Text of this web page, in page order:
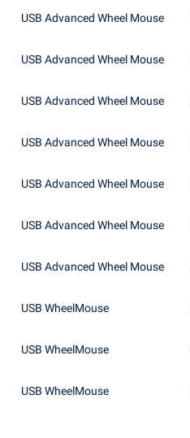
USB Advanced Wheel Mouse
USB Advanced Wheel Mouse
USB Advanced Wheel Mouse
USB Advanced Wheel Mouse
USB Advanced Wheel Mouse
USB Advanced Wheel Mouse
USB Advanced Wheel Mouse
USB WheelMouse
USB WheelMouse
USB WheelMouse